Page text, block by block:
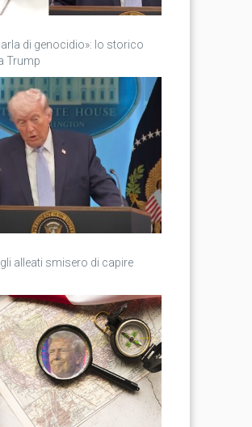
di genocidio»: lo storico
Trump
gli alleati smisero di capire